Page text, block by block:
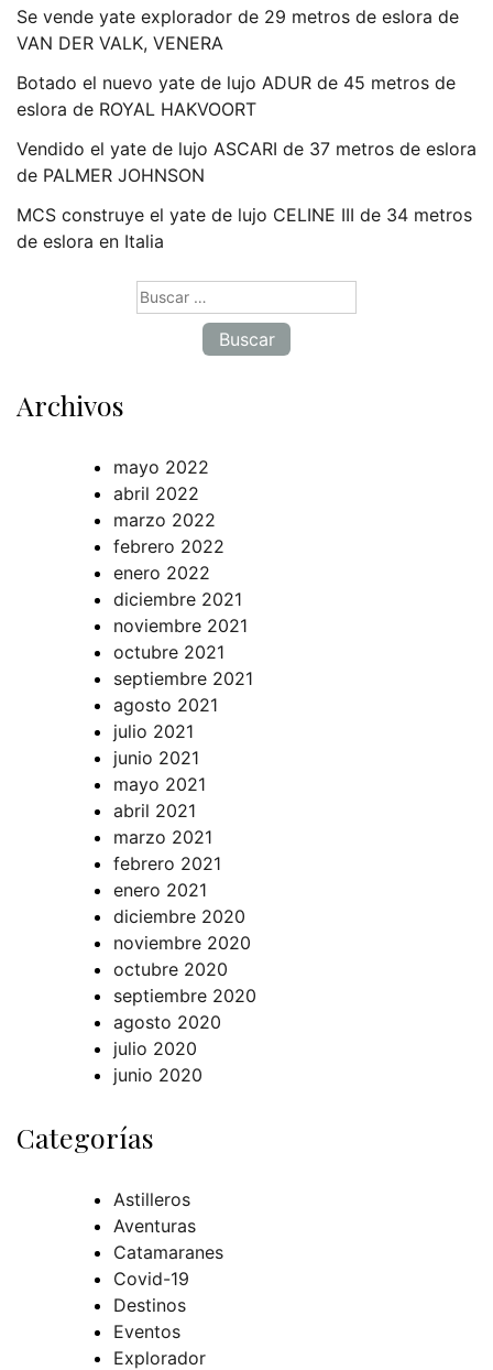
Se vende yate explorador de 29 metros de eslora de
VAN DER VALK, VENERA
Botado el nuevo yate de lujo ADUR de 45 metros de
eslora de ROYAL HAKVOORT
Vendido el yate de lujo ASCARI de 37 metros de eslora
de PALMER JOHNSON
MCS construye el yate de lujo CELINE III de 34 metros
de eslora en Italia
Archivos
mayo 2022
abril 2022
marzo 2022
febrero 2022
enero 2022
diciembre 2021
noviembre 2021
octubre 2021
septiembre 2021
agosto 2021
julio 2021
junio 2021
mayo 2021
abril 2021
marzo 2021
febrero 2021
enero 2021
diciembre 2020
noviembre 2020
octubre 2020
septiembre 2020
agosto 2020
julio 2020
junio 2020
Categorías
Astilleros
Aventuras
Catamaranes
Covid-19
Destinos
Eventos
Explorador